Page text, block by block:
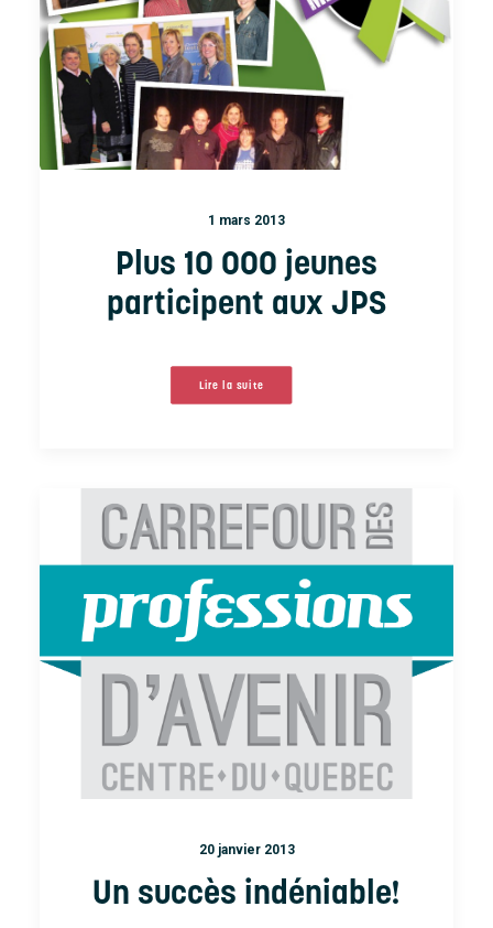
À propos
Nouvelles
Nous joindre
1 mars 2013
Plus 10 000 jeunes
participent aux JPS
Lire la suite
20 janvier 2013
Un succès indéniable!